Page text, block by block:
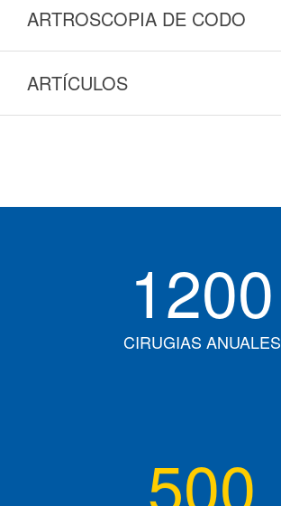
ARTROSCOPIA DE CODO
ARTÍCULOS
1200
CIRUGIAS ANUALES
500